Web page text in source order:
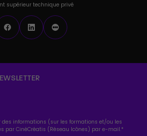
supérieur technique privé
des informations (sur les formations et/ou les
par CinéCréatis (Réseau Icônes) par e-mail.*